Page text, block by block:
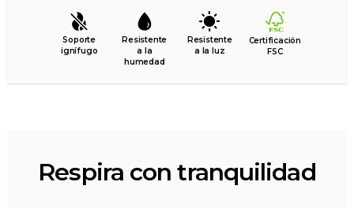
Soporte
ignífugo
Resistente
a la
humedad
Resistente
a la luz
Certificación
FSC
Respira con tranquilidad